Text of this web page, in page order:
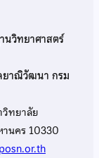
นวิทยาศาสตร์
ยาณิวัฒนา กรม
ทยาลัย
นคร 10330